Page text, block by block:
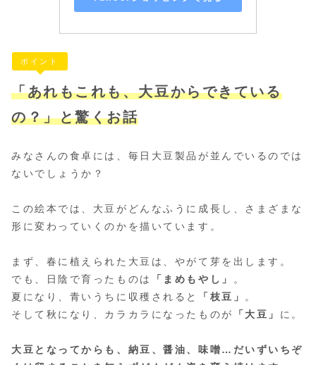
ポイント
「あれもこれも、大豆からできている
の？」と驚くお話
みなさんの食卓には、毎日大豆製品が並んでいるのでは
ないでしょうか？
この絵本では、大豆がどんなふうに成長し、さまざまな
形に変わっていくのかを描いています。
まず、春に植えられた大豆は、やがて芽を出します。
でも、日陰で育ったものは
「まめもやし」
。
夏になり、青いうちに収穫されると
「枝豆」
。
そして秋になり、カラカラになったものが
「大豆」 に。
大豆となってからも、納豆、醤油、味噌…だいずいちぞ